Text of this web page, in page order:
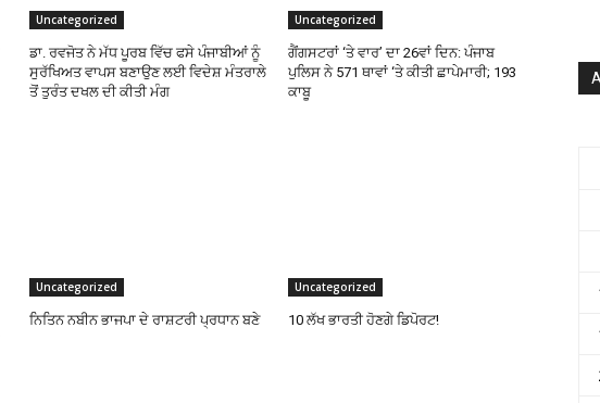
Uncategorized
ਡਾ. ਰਵਜੋਤ ਨੇ ਮੱਧ ਪੂਰਬ ਵਿੱਚ ਫਸੇ ਪੰਜਾਬੀਆਂ ਨੂੰ
ਸੁਰੱਖਿਅਤ ਵਾਪਸ ਬਣਾਉਣ ਲਈ ਵਿਦੇਸ਼ ਮੰਤਰਾਲੇ
ਤੋਂ ਤੁਰੰਤ ਦਖਲ ਦੀ ਕੀਤੀ ਮੰਗ
Uncategorized
ਗੈਂਗਸਟਰਾਂ ‘ਤੇ ਵਾਰ’ ਦਾ 26ਵਾਂ ਦਿਨ: ਪੰਜਾਬ
ਪੁਲਿਸ ਨੇ 571 ਥਾਵਾਂ ‘ਤੇ ਕੀਤੀ ਛਾਪੇਮਾਰੀ; 193
ਕਾਬੂ
Uncategorized
ਨਿਤਿਨ ਨਬੀਨ ਭਾਜਪਾ ਦੇ ਰਾਸ਼ਟਰੀ ਪ੍ਰਧਾਨ ਬਣੇ
Uncategorized
10 ਲੱਖ ਭਾਰਤੀ ਹੋਣਗੇ ਡਿਪੋਰਟ!